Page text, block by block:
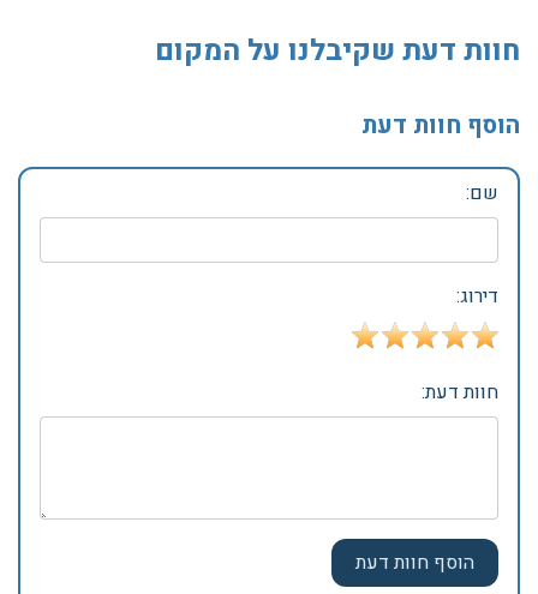
חוות דעת שקיבלנו על המקום
הוסף חוות דעת
שם:
דירוג:
חוות דעת: